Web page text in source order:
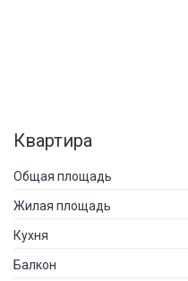
Квартира
Общая площадь
Жилая площадь
Кухня
Балкон